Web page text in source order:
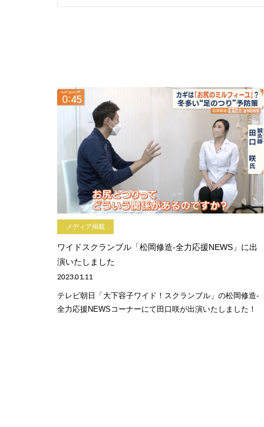
メディア掲載
ワイドスクランブル「松岡修造-全力応援NEWS」に出
演いたしました
2023.01.11
テレビ朝日「大下容子ワイド！スクランブル」の松岡修造-
全力応援NEWSコーナーにて田口咲が出演いたしました！